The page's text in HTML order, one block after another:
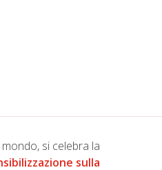
donne e la Duchenne
si celebra la
sulla